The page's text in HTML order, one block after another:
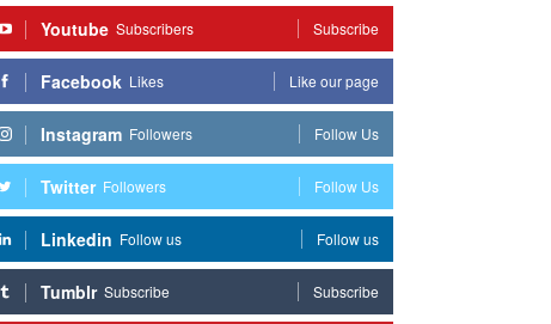
Youtube Subscribers Subscribe
Facebook Likes Like our page
Instagram Followers Follow Us
Twitter Followers Follow Us
Linkedin Follow us Follow us
Tumblr Subscribe Subscribe